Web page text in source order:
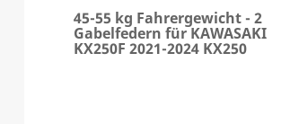
45-55 kg Fahrergewicht - 2
Gabelfedern für KAWASAKI
KX250F 2021-2024 KX250